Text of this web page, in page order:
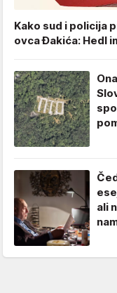
Kako sud i policija
ovca Đakića: Hedl
ali